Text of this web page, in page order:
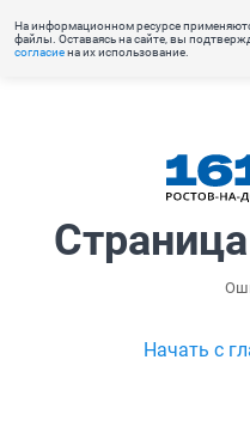
На информационном ресурсе
файлы. Оставаясь на сайте, вы
согласиена их использование.
Начать с